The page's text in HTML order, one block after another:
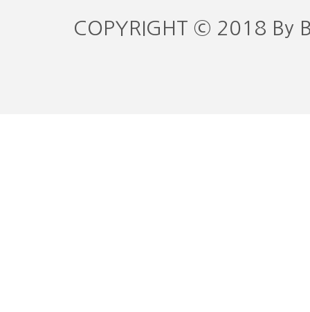
COPYRIGHT © 2018 By